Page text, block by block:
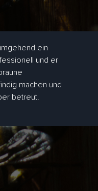
ein
und er
machen und
betreut.